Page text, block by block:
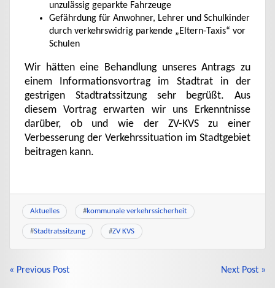
unzulässig geparkte Fahrzeuge
Gefährdung für Anwohner, Lehrer und Schulkinder
durch verkehrswidrig parkende „Eltern-Taxis“ vor
Schulen
Wir hätten eine Behandlung unseres Antrags zu
einem Informationsvortrag im Stadtrat in der
gestrigen Stadtratssitzung sehr begrüßt. Aus
diesem Vortrag erwarten wir uns Erkenntnisse
darüber, ob und wie der ZV-KVS zu einer
Verbesserung der Verkehrssituation im Stadtgebiet
beitragen kann.
Aktuelles #kommunale verkehrssicherheit
#Stadtratssitzung #ZV KVS
BEITRAGSNAVIGATION
« Previous Post Next Post »